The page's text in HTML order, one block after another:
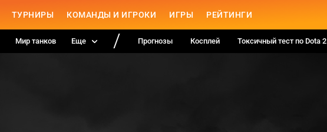
ТУРНИРЫ КОМАНДЫ И ИГРОКИ ИГРЫ РЕЙТИНГИ
Мир танков Еще Прогнозы Косплей Токсичный тест по Dota 2